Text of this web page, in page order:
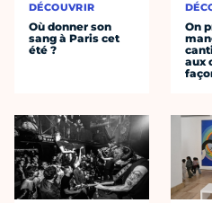
DÉCOUVRIR
Où donner son
sang à Paris cet
été ?
On
aux